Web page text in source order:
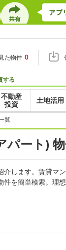
た物件 0
する
不動産
投資
土地活用
覧
パート)
します。賃貸マ
を簡単検索。理